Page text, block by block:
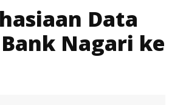
Data
Nagari ke